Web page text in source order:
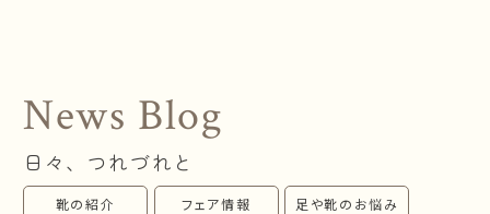
オンラインショップ
お問い合わせ
News Blog
日々、つれづれと
靴の紹介 フェア情報 足や靴のお悩み